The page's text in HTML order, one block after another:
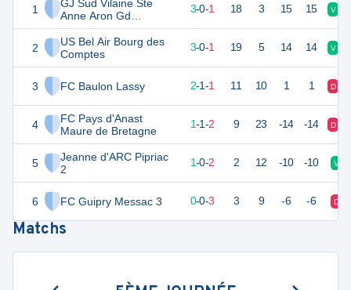
1
GJ Sud Vilaine Ste
Anne Aron Gd
Fougeray 2
2
US Bel Air Bourg des
Comptes
3 FC Baulon Lassy
4
FC Pays d'Anast
Maure de Bretagne
5
Jeanne d'ARC Pipriac
2
6 FC Guipry Messac 3
9 3-0-1 18 3 15 15 V
9 3-0-1 19 5 14 14 V
7 2-1-1 11 10 1 1 D
4 1-1-2 9 23 -14 -14 D
3 3 1-0-2 2 12 -10 -10 V
0 0-0-3 3 9 -6 -6 D
Matchs